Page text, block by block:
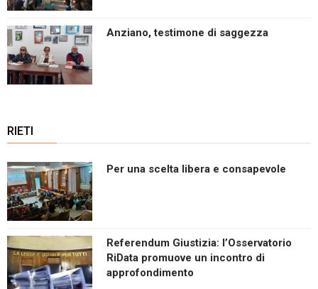
Anziano, testimone di saggezza
RIETI
Per una scelta libera e consapevole
Referendum Giustizia: l’Osservatorio
RiData promuove un incontro di
approfondimento